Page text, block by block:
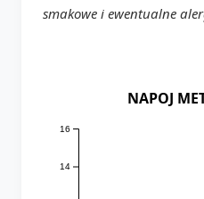
smakowe i ewentualne
NAPOJ
14
16